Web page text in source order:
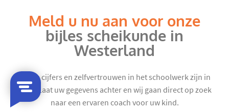
Meld u nu aan voor onze
bijles scheikunde in
Westerland
Mooie cijfers en zelfvertrouwen in het schoolwerk zijn in
zicht. Laat uw gegevens achter en wij gaan direct op zoek
naar een ervaren coach voor uw kind.